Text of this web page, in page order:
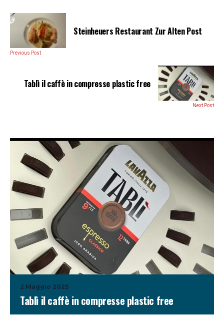
Steinheuers Restaurant Zur Alten Post
Previous Post
Tablì il caffè in compresse plastic free
Next Post
2 Maggio 2025
Tablì il caffè in compresse plastic free